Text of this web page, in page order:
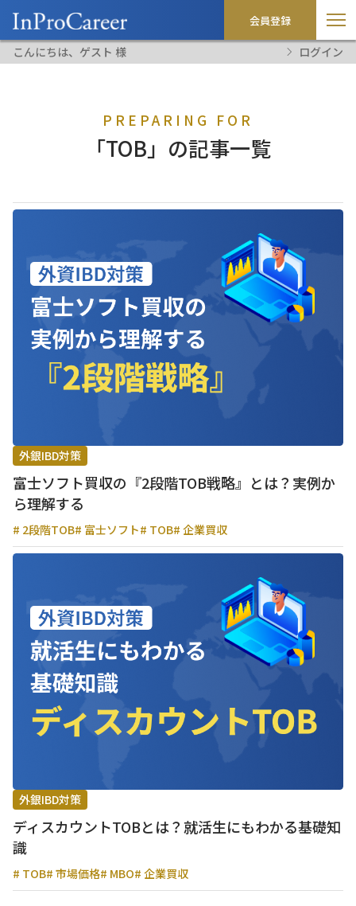
会員登録
こんにちは、ゲスト 様 ログイン
PREPARING FOR
「TOB」の記事一覧
外銀IBD対策
富士ソフト買収の『2段階TOB戦略』とは？実例か
ら理解する
# 2段階TOB# 富士ソフト# TOB# 企業買収
外銀IBD対策
ディスカウントTOBとは？就活生にもわかる基礎知
識
# TOB# 市場価格# MBO# 企業買収